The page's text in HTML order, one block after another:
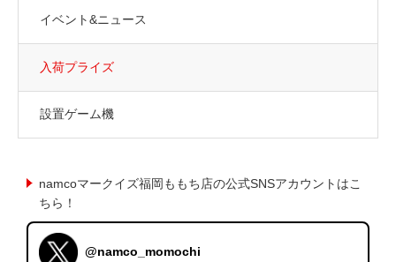
イベント&ニュース
入荷プライズ
設置ゲーム機
namcoマークイズ福岡ももち店の公式SNSアカウントはこ
ちら！
@namco_momochi